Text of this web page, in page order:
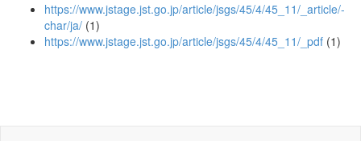
https://www.jstage.jst.go.jp/article/jsgs/45/4/45_11/_article/-
char/ja/ (1)
https://www.jstage.jst.go.jp/article/jsgs/45/4/45_11/_pdf (1)